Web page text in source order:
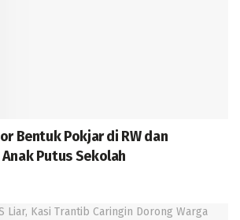
Bentuk Pokjar di RW dan
Putus Sekolah